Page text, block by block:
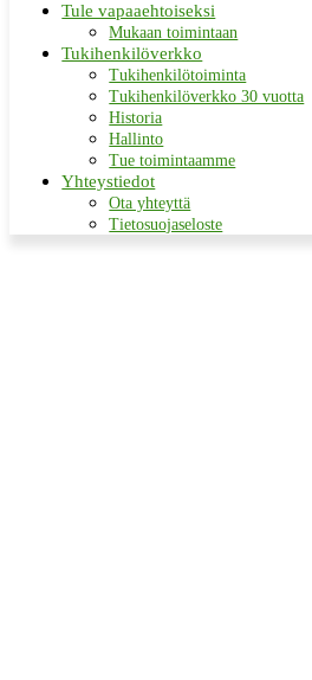
Tule vapaaehtoiseksi
Mukaan toimintaan
Tukihenkilöverkko
Tukihenkilötoiminta
Tukihenkilöverkko 30 vuotta
Historia
Hallinto
Tue toimintaamme
Yhteystiedot
Ota yhteyttä
Tietosuojaseloste